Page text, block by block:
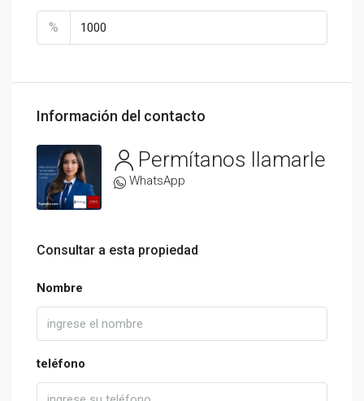
%
Información del contacto
Permítanos llamarle
WhatsApp
Consultar a esta propiedad
Nombre
teléfono